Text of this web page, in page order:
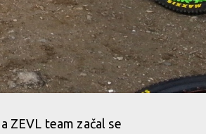
ZEVL team začal se